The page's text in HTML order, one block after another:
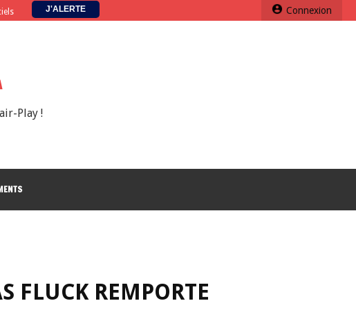
J'ALERTE Connexion
Play !
FLUCK REMPORTE